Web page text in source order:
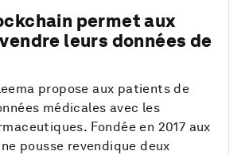
permet aux
leurs données de
propose aux patients de
médicales avec les
Fondée en 2017 aux
pousse revendique deux